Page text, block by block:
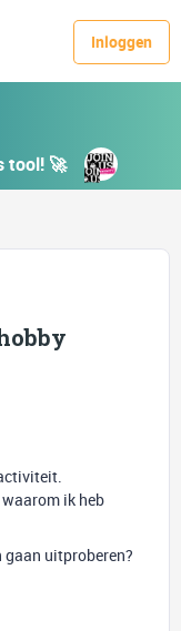
Inloggen
tool! 🚀
ik heb
gaan uitproberen?